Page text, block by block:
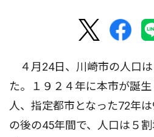
４月24日、川崎市の人口
た。１９２４年に本市が誕
人、指定都市となった72年
の後の45年間で、人口は５